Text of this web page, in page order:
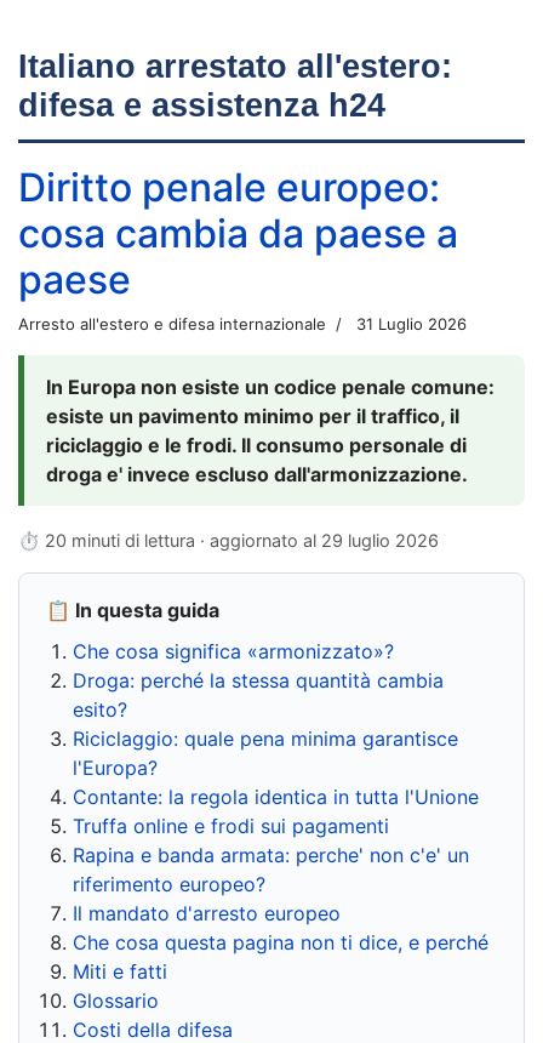
Italiano arrestato all'estero:
difesa e assistenza h24
Diritto penale europeo:
cosa cambia da paese a
paese
Arresto all'estero e difesa internazionale 31 Luglio 2026
In Europa non esiste un codice penale comune:
esiste un pavimento minimo per il traffico, il
riciclaggio e le frodi. Il consumo personale di
droga e' invece escluso dall'armonizzazione.
⏱ 20 minuti di lettura · aggiornato al 29 luglio 2026
📋 In questa guida
Che cosa significa «armonizzato»?
Droga: perché la stessa quantità cambia
esito?
Riciclaggio: quale pena minima garantisce
l'Europa?
Contante: la regola identica in tutta l'Unione
Truffa online e frodi sui pagamenti
Rapina e banda armata: perche' non c'e' un
riferimento europeo?
Il mandato d'arresto europeo
Che cosa questa pagina non ti dice, e perché
Miti e fatti
Glossario
Costi della difesa